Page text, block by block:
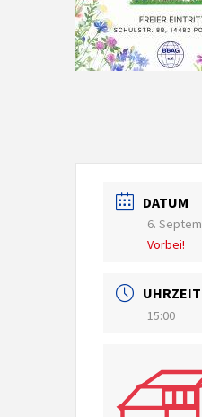
DATUM
6.
Vorbei!
UHRZEIT
15:00